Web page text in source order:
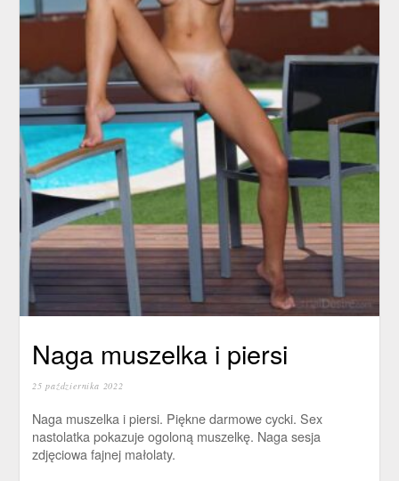
Naga muszelka i piersi
25 października 2022
Naga muszelka i piersi. Piękne darmowe cycki. Sex
nastolatka pokazuje ogoloną muszelkę. Naga sesja
zdjęciowa fajnej małolaty.